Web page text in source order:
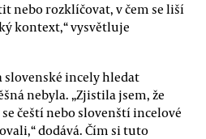
nebo rozklíčovat, v čem se liší
kontext,“ vysvětluje
slovenské incely hledat
nebyla. „Zjistila jsem, že
čeští nebo slovenští incelové
dodává. Čím si tuto